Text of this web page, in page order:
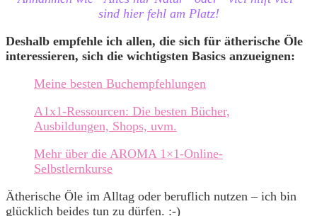
sind hier fehl am Platz!
Deshalb empfehle ich allen, die sich für ätherische Öle
interessieren, sich die wichtigsten Basics anzueignen:
Meine besten Buchempfehlungen
A1x1-Ressourcen: Die besten Bücher,
Ausbildungen, Shops, uvm.
Mehr über die AROMA 1×1-Online-
Selbstlernkurse
Ätherische Öle im Alltag oder beruflich nutzen – ich bin
glücklich beides tun zu dürfen. :-)